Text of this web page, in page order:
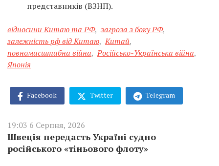
представників (ВЗНП).
відносини Китаю та РФ, загроза з боку РФ,
залежність рф від Китаю, Китай,
повномасштабна війна, Російсько-Українська війна,
Японія
Facebook Twitter Telegram
19:03 6 Серпня, 2026
Швеція передасть Україні судно
російського «тіньового флоту»